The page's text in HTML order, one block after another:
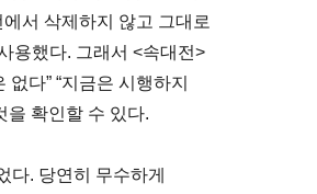
서 삭제하지 않고 그대로
용했다. 그래서 <속대전>
다” “지금은 시행하지
을 확인할 수 있다.
다. 당연히 무수하게